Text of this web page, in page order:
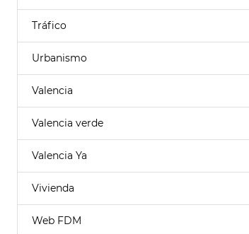
Tráfico
Urbanismo
Valencia
Valencia verde
Valencia Ya
Vivienda
Web FDM